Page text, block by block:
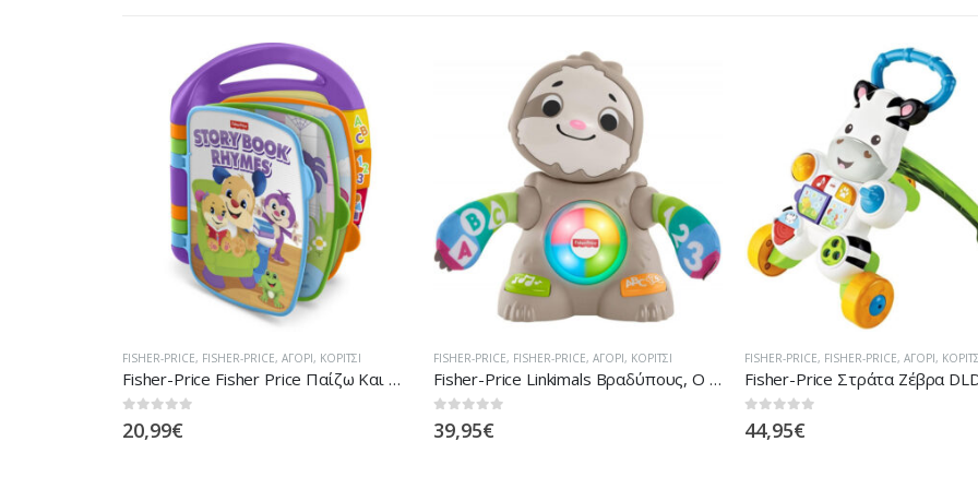
FISHER-PRICE, FISHER-PRICE, ΑΓΌΡΙ, ΚΟΡΊΤΣΙ
Fisher-Price Linkimals Βραδύπους, Ο Χορευταρούλης GJP59
0out of 5
39,95€
FISHER-PRICE, FISHER-PRICE, ΑΓΌΡΙ, ΚΟΡΊΤΣΙ
Fisher-Price Στράτα Ζέβρα DLD80
0out of 5
44,95€
FISHER-PRICE, FISHER-PRICE, ΑΓΌΡΙ,
0out of 5
39,95€